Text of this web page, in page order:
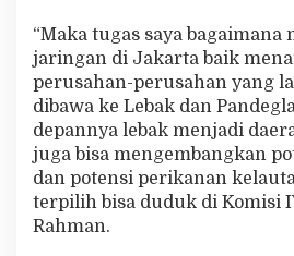
“Maka tugas saya bagaimana
jaringan di Jakarta baik
perusahan-perusahan yang
dibawa ke Lebak dan
depannya lebak menjadi
juga bisa mengembangkan
dan potensi perikanan
terpilih bisa duduk di Komisi
Rahman.